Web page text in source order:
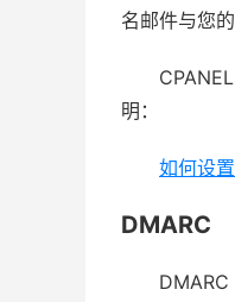
名邮件与您
明：
如何设
DMARC